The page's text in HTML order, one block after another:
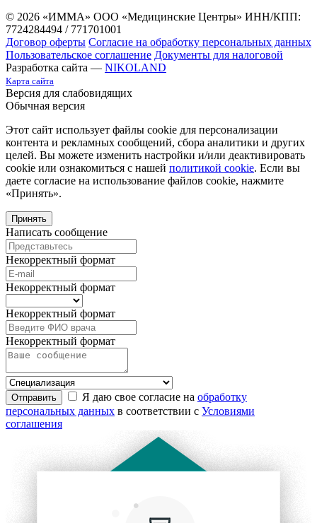
© 2026 «ИММА» ООО «Медицинские Центры» ИНН/КПП:
7724284494 / 771701001
Договор оферты Согласие на обработку персональных данных
Пользовательское соглашение Документы для налоговой
Разработка сайта — NIKOLAND
Карта сайта
Версия для слабовидящих
Обычная версия
Этот сайт использует файлы cookie для персонализации
контента и рекламных сообщений, сбора аналитики и других
целей. Вы можете изменить настройки и/или деактивировать
cookie или ознакомиться с нашей политикой cookie. Если вы
даете согласие на использование файлов cookie, нажмите
«Принять».
Принять
Написать сообщение
Некорректный формат
Некорректный формат
Некорректный формат
Некорректный формат
Отправить Я даю свое согласие на обработку
персональных данных в соответствии с Условиями
соглашения